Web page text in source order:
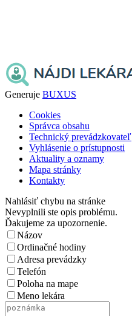
Generuje BUXUS
Cookies
Správca obsahu
Technický prevádzkovateľ
Vyhlásenie o prístupnosti
Aktuality a oznamy
Mapa stránky
Kontakty
Nahlásiť chybu na stránke
Nevyplnili ste opis problému.
Ďakujeme za upozornenie.
Názov
Ordinačné hodiny
Adresa prevádzky
Telefón
Poloha na mape
Meno lekára